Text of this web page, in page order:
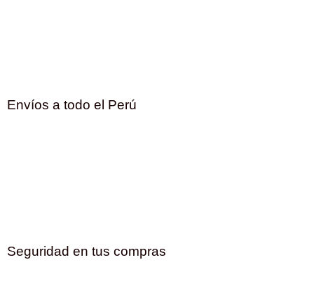
Envíos a todo el Perú
Seguridad en tus compras